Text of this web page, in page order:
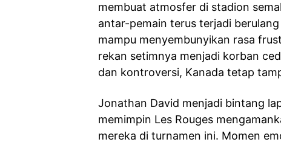
membuat atmosfer di stadion
antar-pemain terus terjadi
mampu menyembunyikan rasa
rekan setimnya menjadi korban
dan kontroversi, Kanada tetap
Jonathan David menjadi bintang
memimpin Les Rouges
mereka di turnamen ini. Momen